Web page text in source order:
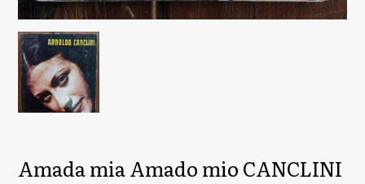
Amada mia Amado mio CANCLINI